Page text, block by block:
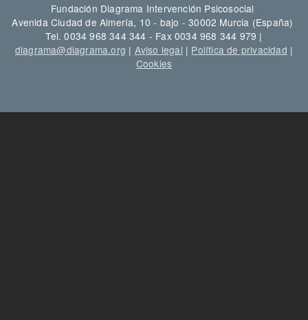
Fundación Diagrama Intervención Psicosocial
Avenida Ciudad de Almería, 10 - bajo - 30002 Murcia (España)
Tel. 0034 968 344 344 - Fax 0034 968 344 979 |
diagrama@diagrama.org | Aviso legal | Política de privacidad |
Cookies